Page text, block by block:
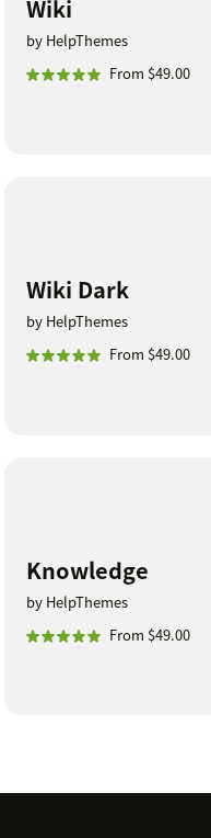
Wiki
by HelpThemes
From $49.00
Wiki Dark
by HelpThemes
From $49.00
Knowledge
by HelpThemes
From $49.00